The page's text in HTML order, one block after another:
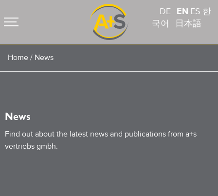
DE EN ES 한
국어
日本語
Home / News
News
Find out about the latest news and publications from a+s
vertriebs gmbh.